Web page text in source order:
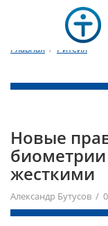
Главная / Ритейл
Новые
биометрии
жесткими
Александр Бутусов /